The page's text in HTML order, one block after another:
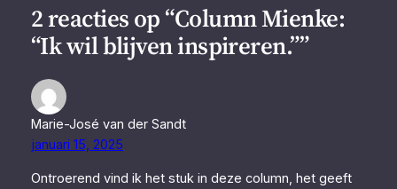
2 reacties op “Column Mienke:
“Ik wil blijven inspireren.””
Marie-José van der Sandt
januari 15, 2025
Ontroerend vind ik het stuk in deze column, het geeft